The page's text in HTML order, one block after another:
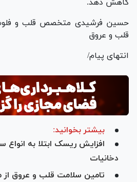
کاهش دهد.
حسین فرشیدی متخصص قلب و
قلب و عروق
انتهای پیام/
بیشتر بخوانید:
افزایش ریسک ابتلا به انواع
دخانیات
تامین سلامت قلب و عروق از